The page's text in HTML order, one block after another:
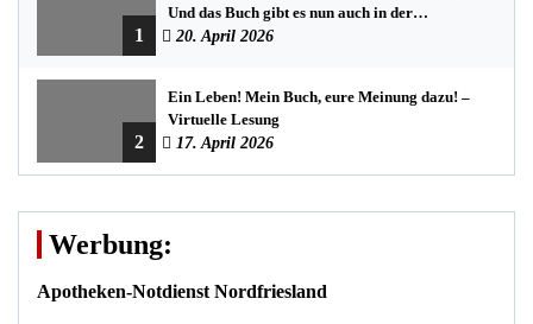
1
Und das Buch gibt es nun auch in der
Bredstedter Stadtbuchhandlung
20. April 2026
2
Ein Leben! Mein Buch, eure Meinung dazu! –
Virtuelle Lesung
17. April 2026
Werbung:
Apotheken-Notdienst Nordfriesland